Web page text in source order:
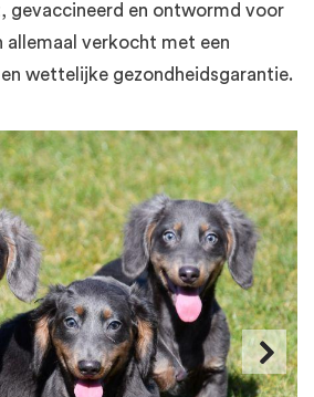
gevaccineerd en ontwormd voor
allemaal verkocht met een
wettelijke gezondheidsgarantie.
Next